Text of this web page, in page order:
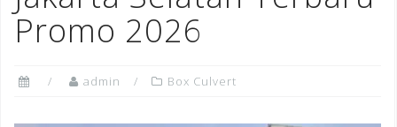
Promo 2026
admin Box Culvert